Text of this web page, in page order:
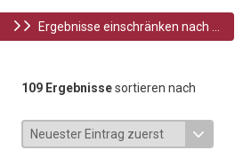
Ergebnisse einschränken nach ...
109 Ergebnissesortieren nach